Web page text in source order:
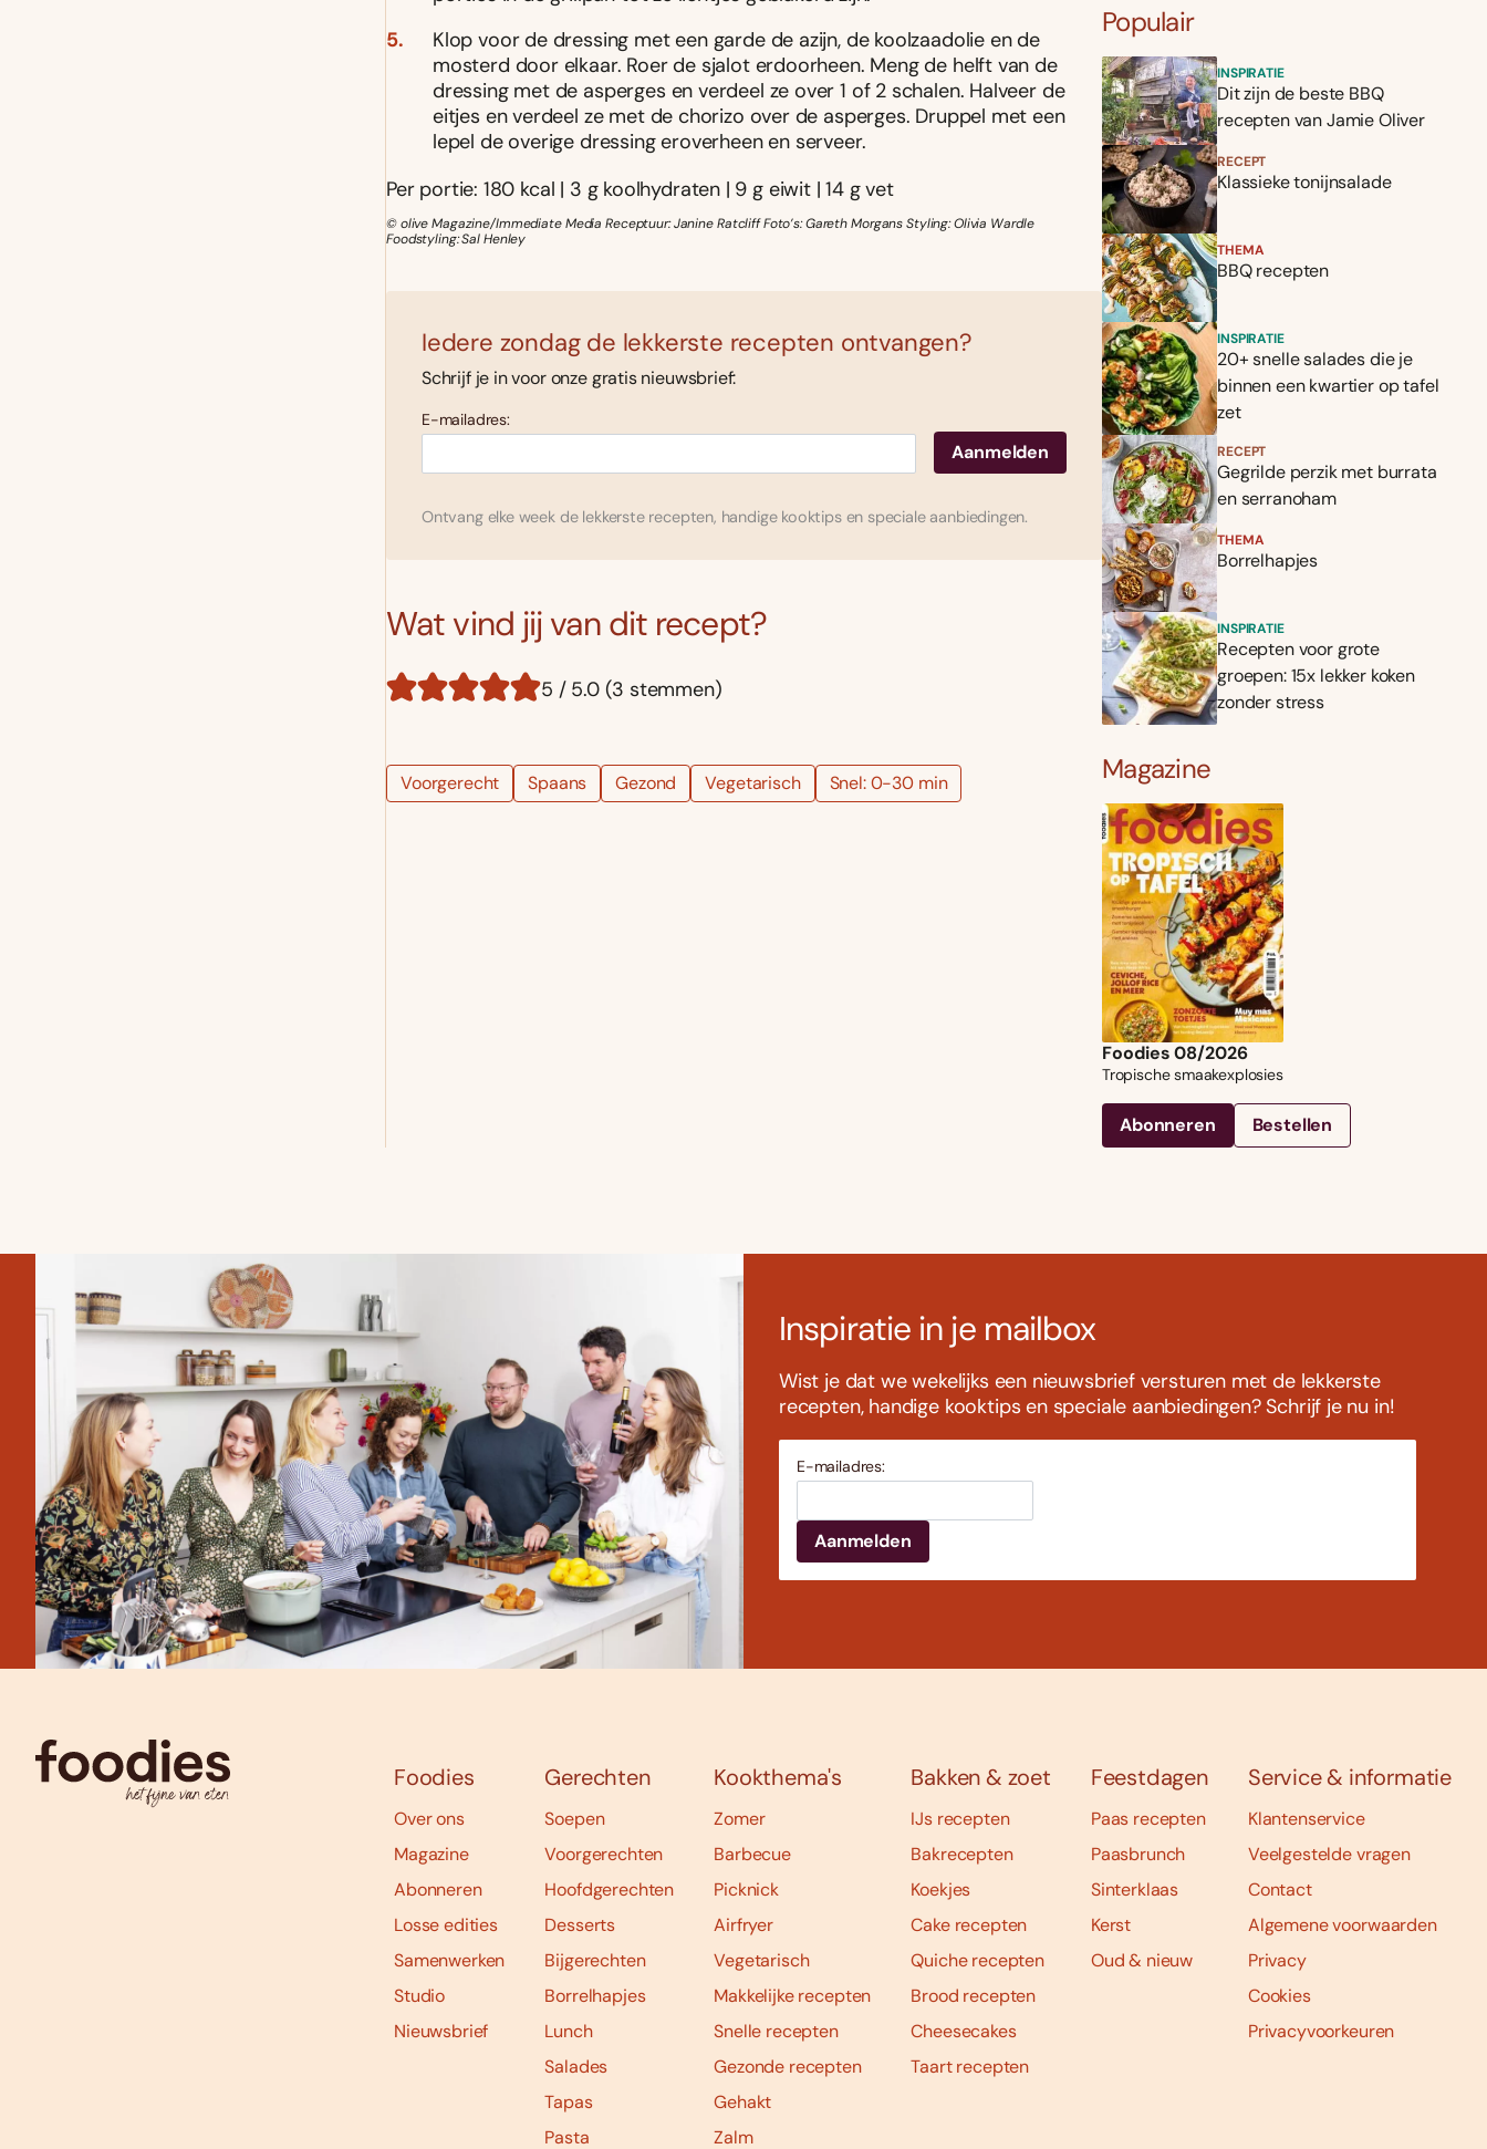
Klop voor de dressing met een garde de azijn, de koolzaadolie en de
mosterd door elkaar. Roer de sjalot erdoorheen. Meng de helft van de
dressing met de asperges en verdeel ze over 1 of 2 schalen. Halveer de
eitjes en verdeel ze met de chorizo over de asperges. Druppel met een
lepel de overige dressing eroverheen en serveer.
Per portie: 180 kcal | 3 g koolhydraten | 9 g eiwit | 14 g vet
© olive Magazine/Immediate Media Receptuur: Janine Ratcliff Foto’s: Gareth Morgans Styling: Olivia Wardle
Foodstyling: Sal Henley
Iedere zondag de lekkerste recepten ontvangen?
Schrijf je in voor onze gratis nieuwsbrief:
E-mailadres:
Ontvang elke week de lekkerste recepten, handige kooktips en speciale aanbiedingen.
Wat vind jij van dit recept?
5 / 5.0 (3 stemmen)
Voorgerecht Spaans Gezond Vegetarisch Snel: 0-30 min
Populair
INSPIRATIE
Dit zijn de beste BBQ
recepten van Jamie Oliver
RECEPT
Klassieke tonijnsalade
THEMA
BBQ recepten
INSPIRATIE
20+ snelle salades die je
binnen een kwartier op tafel
zet
RECEPT
Gegrilde perzik met burrata
en serranoham
THEMA
Borrelhapjes
INSPIRATIE
Recepten voor grote
groepen: 15x lekker koken
zonder stress
Magazine
Foodies 08/2026
Tropische smaakexplosies
Abonneren Bestellen
Inspiratie in je mailbox
Wist je dat we wekelijks een nieuwsbrief versturen met de lekkerste
recepten, handige kooktips en speciale aanbiedingen? Schrijf je nu in!
E-mailadres:
Foodies
Over ons
Magazine
Abonneren
Losse edities
Samenwerken
Studio
Nieuwsbrief
Gerechten
Soepen
Voorgerechten
Hoofdgerechten
Desserts
Bijgerechten
Borrelhapjes
Lunch
Salades
Tapas
Pasta
Kookthema's
Zomer
Barbecue
Picknick
Airfryer
Vegetarisch
Makkelijke recepten
Snelle recepten
Gezonde recepten
Gehakt
Zalm
Bakken & zoet
IJs recepten
Bakrecepten
Koekjes
Cake recepten
Quiche recepten
Brood recepten
Cheesecakes
Taart recepten
Feestdagen
Paas recepten
Paasbrunch
Sinterklaas
Kerst
Oud & nieuw
Service & informatie
Klantenservice
Veelgestelde vragen
Contact
Algemene voorwaarden
Privacy
Cookies
Privacyvoorkeuren